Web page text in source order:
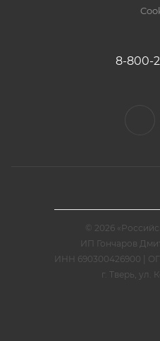
8-800-
© 2026
ИП Гончаров
ИНН 690300426900 |
г. Тверь, ул.